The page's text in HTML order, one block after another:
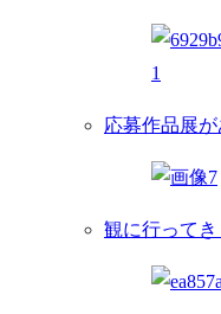
応募作品展が
観に行ってき